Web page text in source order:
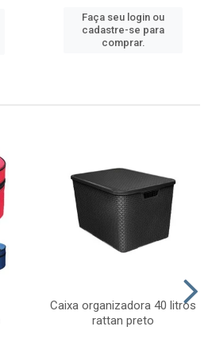
Faça seu login ou
cadastre-se para
comprar.
Caixa organizadora 40 litros
rattan preto